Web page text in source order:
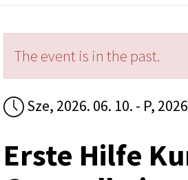
The event is in the past.
Sze, 2026. 06. 10. - P,
Erste Hilfe